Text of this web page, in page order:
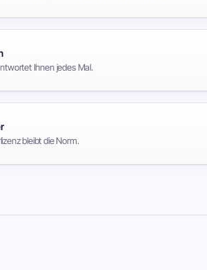
Ihnen jedes Mal.
bleibt die Norm.